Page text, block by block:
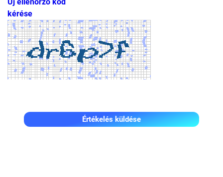
kérése
Értékelés küldése